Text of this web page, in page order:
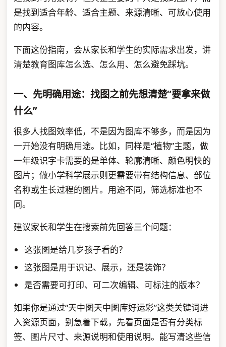
是找到适合年龄、适合主题、来源清晰、可放心使用
的内容。
下面这份指南，会从家长和学生的实际需求出发，讲
清楚教育图库怎么选、怎么用、怎么避免踩坑。
一、先明确用途：找图之前先想清楚“要拿来做
什么”
很多人找图效率低，不是因为图库不够多，而是因为
一开始没有明确用途。比如，同样是“植物”主题，做
一年级识字卡需要的是单体、轮廓清晰、颜色明快的
图片；做小学科学展示则更需要带有结构信息、部位
名称或生长过程的图片。用途不同，筛选标准也不
同。
建议家长和学生在搜索前先回答三个问题：
这张图是给几岁孩子看的？
这张图是用于识记、展示，还是装饰？
是否需要可打印、可二次编辑、可标注的版本？
如果你是通过“天中图天中图库好运彩”这类关键词进
入资源页面，别急着下载，先看页面是否有分类标
签、图片尺寸、来源说明和使用说明。能写清这些信